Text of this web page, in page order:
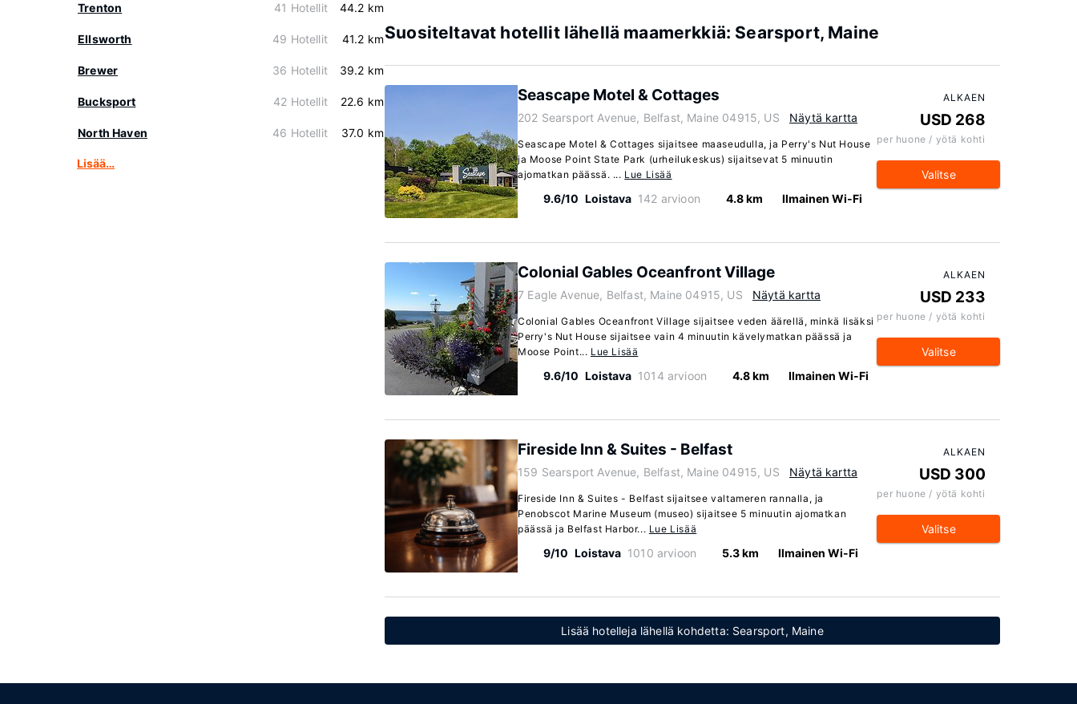
Trenton 41 Hotellit 44.2 km
Ellsworth 49 Hotellit 41.2 km
Brewer 36 Hotellit 39.2 km
Bucksport 42 Hotellit 22.6 km
North Haven 46 Hotellit 37.0 km
Lisää…
Suositeltavat hotellit lähellä maamerkkiä: Searsport, Maine
Seascape Motel & Cottages
202 Searsport Avenue, Belfast, Maine 04915, US Näytä kartta
Seascape Motel & Cottages sijaitsee maaseudulla, ja Perry's Nut House
ja Moose Point State Park (urheilukeskus) sijaitsevat 5 minuutin
ajomatkan päässä. ... Lue Lisää
9.6/10 Loistava 142 arvioon 4.8 km Ilmainen Wi-Fi
ALKAEN
USD 268
per huone / yötä kohti
Valitse
Colonial Gables Oceanfront Village
7 Eagle Avenue, Belfast, Maine 04915, US Näytä kartta
Colonial Gables Oceanfront Village sijaitsee veden äärellä, minkä lisäksi
Perry's Nut House sijaitsee vain 4 minuutin kävelymatkan päässä ja
Moose Point... Lue Lisää
9.6/10 Loistava 1014 arvioon 4.8 km Ilmainen Wi-Fi
ALKAEN
USD 233
per huone / yötä kohti
Valitse
Fireside Inn & Suites - Belfast
159 Searsport Avenue, Belfast, Maine 04915, US Näytä kartta
Fireside Inn & Suites - Belfast sijaitsee valtameren rannalla, ja
Penobscot Marine Museum (museo) sijaitsee 5 minuutin ajomatkan
päässä ja Belfast Harbor... Lue Lisää
9/10 Loistava 1010 arvioon 5.3 km Ilmainen Wi-Fi
ALKAEN
USD 300
per huone / yötä kohti
Valitse
Lisää hotelleja lähellä kohdetta: Searsport, Maine